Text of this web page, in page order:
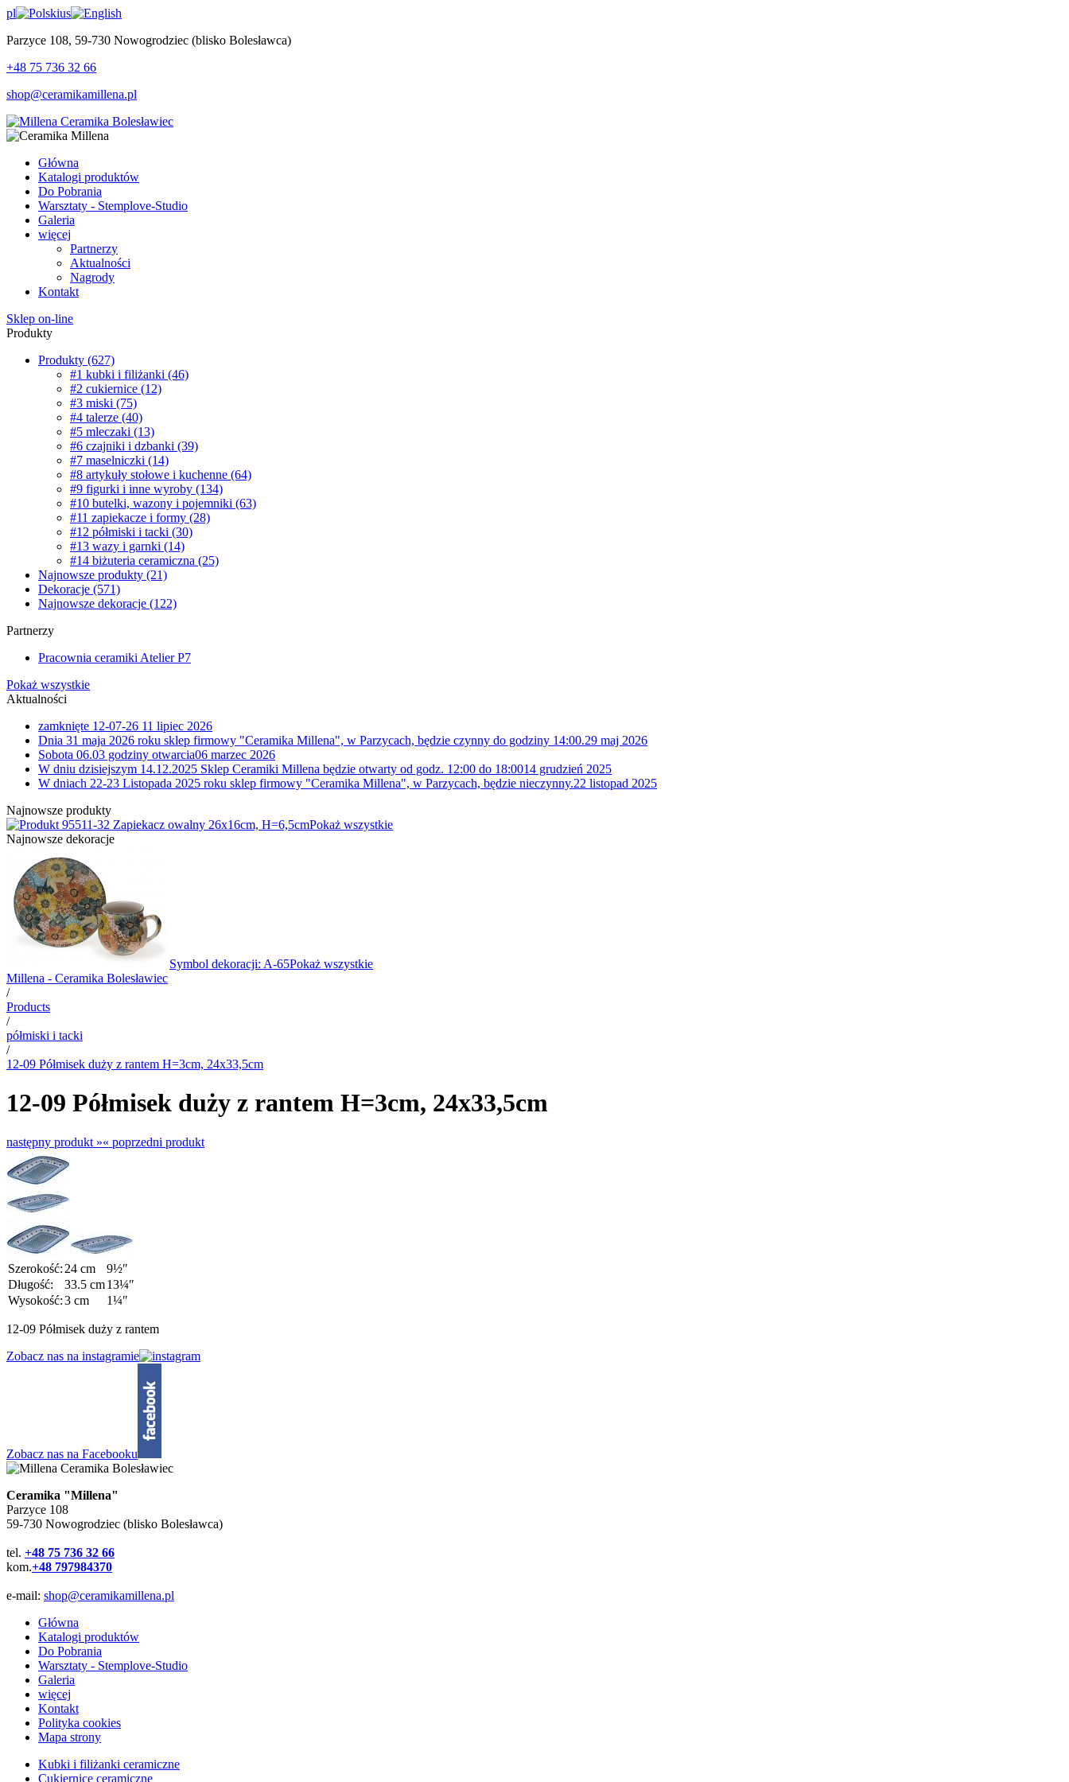
pl
us
Parzyce 108, 59-730 Nowogrodziec (blisko Bolesławca)
+48 75 736 32 66
shop@ceramikamillena.pl
Główna
Katalogi produktów
Do Pobrania
Warsztaty - Stemplove-Studio
Galeria
więcej
Partnerzy
Aktualności
Nagrody
Kontakt
Sklep on-line
Produkty
Produkty (627)
#1 kubki i filiżanki (46)
#2 cukiernice (12)
#3 miski (75)
#4 talerze (40)
#5 mleczaki (13)
#6 czajniki i dzbanki (39)
#7 maselniczki (14)
#8 artykuły stołowe i kuchenne (64)
#9 figurki i inne wyroby (134)
#10 butelki, wazony i pojemniki (63)
#11 zapiekacze i formy (28)
#12 półmiski i tacki (30)
#13 wazy i garnki (14)
#14 biżuteria ceramiczna (25)
Najnowsze produkty (21)
Dekoracje (571)
Najnowsze dekoracje (122)
Partnerzy
Pracownia ceramiki Atelier P7
Pokaż wszystkie
Aktualności
zamknięte 12-07-26 11 lipiec 2026
Dnia 31 maja 2026 roku sklep firmowy "Ceramika Millena", w Parzycach, będzie czynny do godziny 14:00.29 maj 2026
Sobota 06.03 godziny otwarcia06 marzec 2026
W dniu dzisiejszym 14.12.2025 Sklep Ceramiki Millena będzie otwarty od godz. 12:00 do 18:0014 grudzień 2025
W dniach 22-23 Listopada 2025 roku sklep firmowy "Ceramika Millena", w Parzycach, będzie nieczynny.22 listopad 2025
Najnowsze produkty
11-32 Zapiekacz owalny 26x16cm, H=6,5cmPokaż wszystkie
Najnowsze dekoracje
Symbol dekoracji: A-65Pokaż wszystkie
Millena - Ceramika Bolesławiec
/
Products
/
półmiski i tacki
/
12-09 Półmisek duży z rantem H=3cm, 24x33,5cm
12-09 Półmisek duży z rantem H=3cm, 24x33,5cm
następny produkt »« poprzedni produkt
Szerokość: 24 cm
9½″
Długość:
33.5 cm13¼″
Wysokość:3 cm 1¼″
12-09 Półmisek duży z rantem
Zobacz nas na instagramie
Zobacz nas na Facebooku
Ceramika "Millena"
Parzyce 108
59-730 Nowogrodziec (blisko Bolesławca)
tel. +48 75 736 32 66
kom.+48 797984370
e-mail: shop@ceramikamillena.pl
Główna
Katalogi produktów
Do Pobrania
Warsztaty - Stemplove-Studio
Galeria
więcej
Kontakt
Polityka cookies
Mapa strony
Kubki i filiżanki ceramiczne
Cukiernice ceramiczne